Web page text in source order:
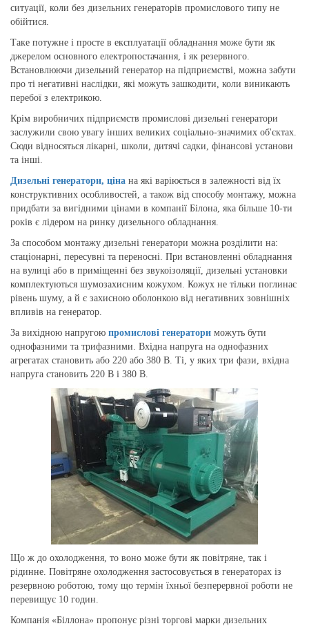
ситуації, коли без дизельних генераторів промислового типу не
обійтися.
Таке потужне і просте в експлуатації обладнання може бути як
джерелом основного електропостачання, і як резервного.
Встановлюючи дизельний генератор на підприємстві, можна забути
про ті негативні наслідки, які можуть зашкодити, коли виникають
перебої з електрикою.
Крім виробничих підприємств промислові дизельні генератори
заслужили свою увагу інших великих соціально-значимих об'єктах.
Сюди відносяться лікарні, школи, дитячі садки, фінансові установи
та інші.
Дизельні генератори, ціна на які варіюється в залежності від їх
конструктивних особливостей, а також від способу монтажу, можна
придбати за вигідними цінами в компанії Білона, яка більше 10-ти
років є лідером на ринку дизельного обладнання.
За способом монтажу дизельні генератори можна розділити на:
стаціонарні, пересувні та переносні. При встановленні обладнання
на вулиці або в приміщенні без звукоізоляції, дизельні установки
комплектуються шумозахисним кожухом. Кожух не тільки поглинає
рівень шуму, а й є захисною оболонкою від негативних зовнішніх
впливів на генератор.
За вихідною напругою промислові генератори можуть бути
однофазними та трифазними. Вхідна напруга на однофазних
агрегатах становить або 220 або 380 В. Ті, у яких три фази, вхідна
напруга становить 220 В і 380 В.
Що ж до охолодження, то воно може бути як повітряне, так і
рідинне. Повітряне охолодження застосовується в генераторах із
резервною роботою, тому що термін їхньої безперервної роботи не
перевищує 10 годин.
Компанія «Біллона» пропонує різні торгові марки дизельних